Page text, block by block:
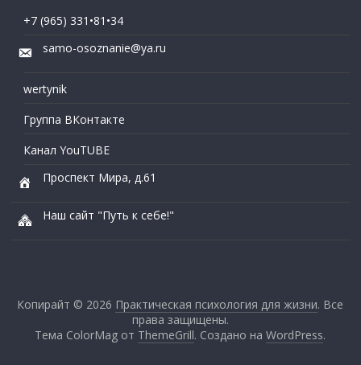
+7 (965) 331•81•34
samo-osoznanie@ya.ru
wertynik
Группа ВКонтакте
Канал YouTUBE
Проспект Мира, д.61
Наш сайт "Путь к себе!"
Копирайт © 2026 Практическая психология для жизни. Все
права защищены.
Тема ColorMag от ThemeGrill. Создано наWordPress.